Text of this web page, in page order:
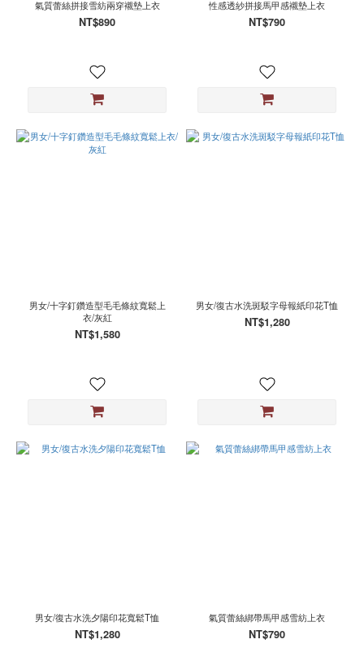
氣質蕾絲拼接雪紡兩穿襯墊上衣
NT$890
性感透紗拼接馬甲感襯墊上衣
NT$790
男女/十字釘鑽造型毛毛條紋寬鬆上
衣/灰紅
NT$1,580
男女/復古水洗斑駁字母報紙印花T恤
NT$1,280
男女/復古水洗夕陽印花寬鬆T恤
NT$1,280
氣質蕾絲綁帶馬甲感雪紡上衣
NT$790